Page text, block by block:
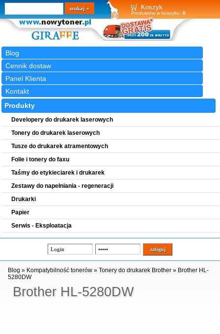
Koszyk
Produktów w koszyku: 0
Blog
Cennik dostaw
Panel Klienta
Kontakt
Wyszukiwarka
szukaj
Produkty
Developery do drukarek laserowych
Tonery do drukarek laserowych
Tusze do drukarek atramentowych
Folie i tonery do faxu
Taśmy do etykieciarek i drukarek
Zestawy do napełniania - regeneracji
Drukarki
Papier
Serwis - Eksploatacja
Brother HL-5280DW
Blog » Kompatybilność tonerów »Tonery do drukarek Brother » Brother HL-
5280DW